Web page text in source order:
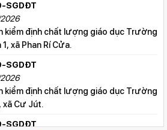
SGDĐT
kiểm định chất lượng giáo dục Trường
xã Phan Rí Cửa.
SGDĐT
kiểm định chất lượng giáo dục Trường
xã Cư Jút.
SGDĐT